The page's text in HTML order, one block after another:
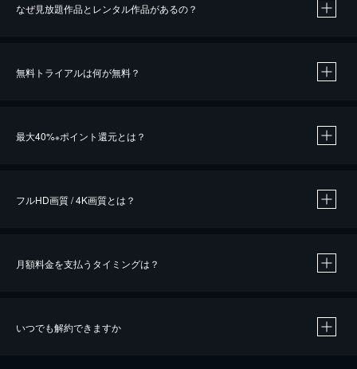
なぜ見放題作品とレンタル作品があるの？
無料トライアルは何が無料？
最大40%※ポイント還元とは？
※40％ポイント還元の対象は、クレジットカード決済による作品の購入 / レンタルです。
フルHD画質 / 4K画質とは？
月額料金を支払うタイミングは？
いつでも解約できますか